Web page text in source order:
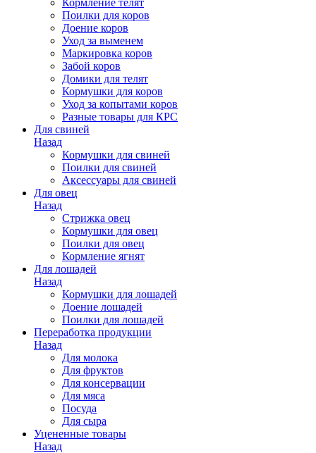
Кормление телят
Поилки для коров
Доение коров
Уход за выменем
Маркировка коров
Забой коров
Домики для телят
Кормушки для коров
Уход за копытами коров
Разные товары для КРС
Для свиней
Назад
Кормушки для свиней
Поилки для свиней
Аксессуары для свиней
Для овец
Назад
Стрижка овец
Кормушки для овец
Поилки для овец
Кормление ягнят
Для лошадей
Назад
Кормушки для лошадей
Доение лошадей
Поилки для лошадей
Переработка продукции
Назад
Для молока
Для фруктов
Для консервации
Для мяса
Посуда
Для сыра
Уцененные товары
Назад